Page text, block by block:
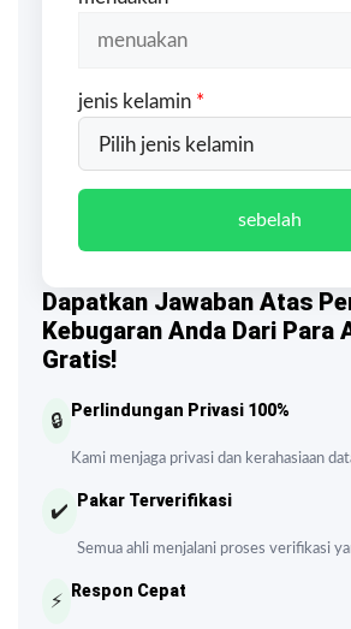
Dapatkan Jawaban Atas
Kebugaran Anda Dari Para
Gratis!
🔒
Perlindungan Privasi 100%
Kami menjaga privasi dan kerahasiaan
✔️
Pakar Terverifikasi
Semua ahli menjalani proses verifikasi
⚡
Respon Cepat
jenis kelamin *
sebelah